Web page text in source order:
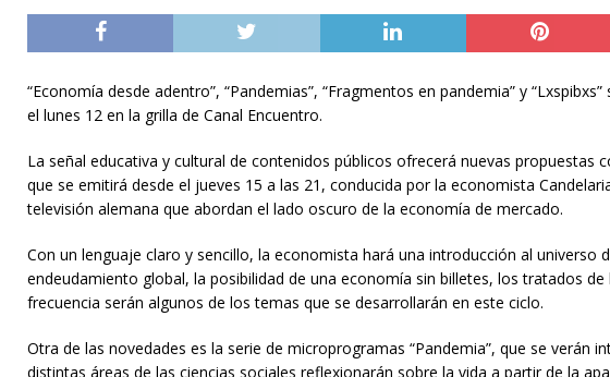
“Economía desde adentro”, “Pandemias”, “Fragmentos en pandemia” y
el lunes 12 en la grilla de Canal Encuentro.
La señal educativa y cultural de contenidos públicos ofrecerá nuevas propuestas
que se emitirá desde el jueves 15 a las 21, conducida por la economista
televisión alemana que abordan el lado oscuro de la economía de mercado.
Con un lenguaje claro y sencillo, la economista hará una introducción al universo
endeudamiento global, la posibilidad de una economía sin billetes, los tratados
frecuencia serán algunos de los temas que se desarrollarán en este ciclo.
Otra de las novedades es la serie de microprogramas “Pandemia”, que se verán
distintas áreas de las ciencias sociales reflexionarán sobre la vida a partir de la